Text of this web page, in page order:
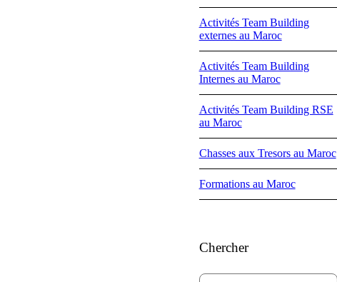
Activités Team Building
externes au Maroc
Activités Team Building
Internes au Maroc
Activités Team Building RSE
au Maroc
Chasses aux Tresors au Maroc
Formations au Maroc
Chercher